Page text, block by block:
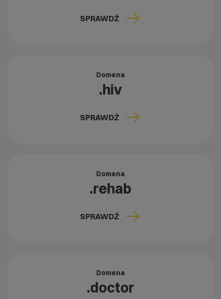
SPRAWDŹ
Domena
.hiv
SPRAWDŹ
Domena
.rehab
SPRAWDŹ
Domena
.doctor